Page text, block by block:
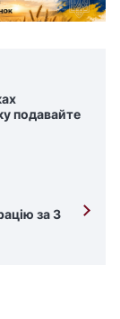
подавайте
за 3